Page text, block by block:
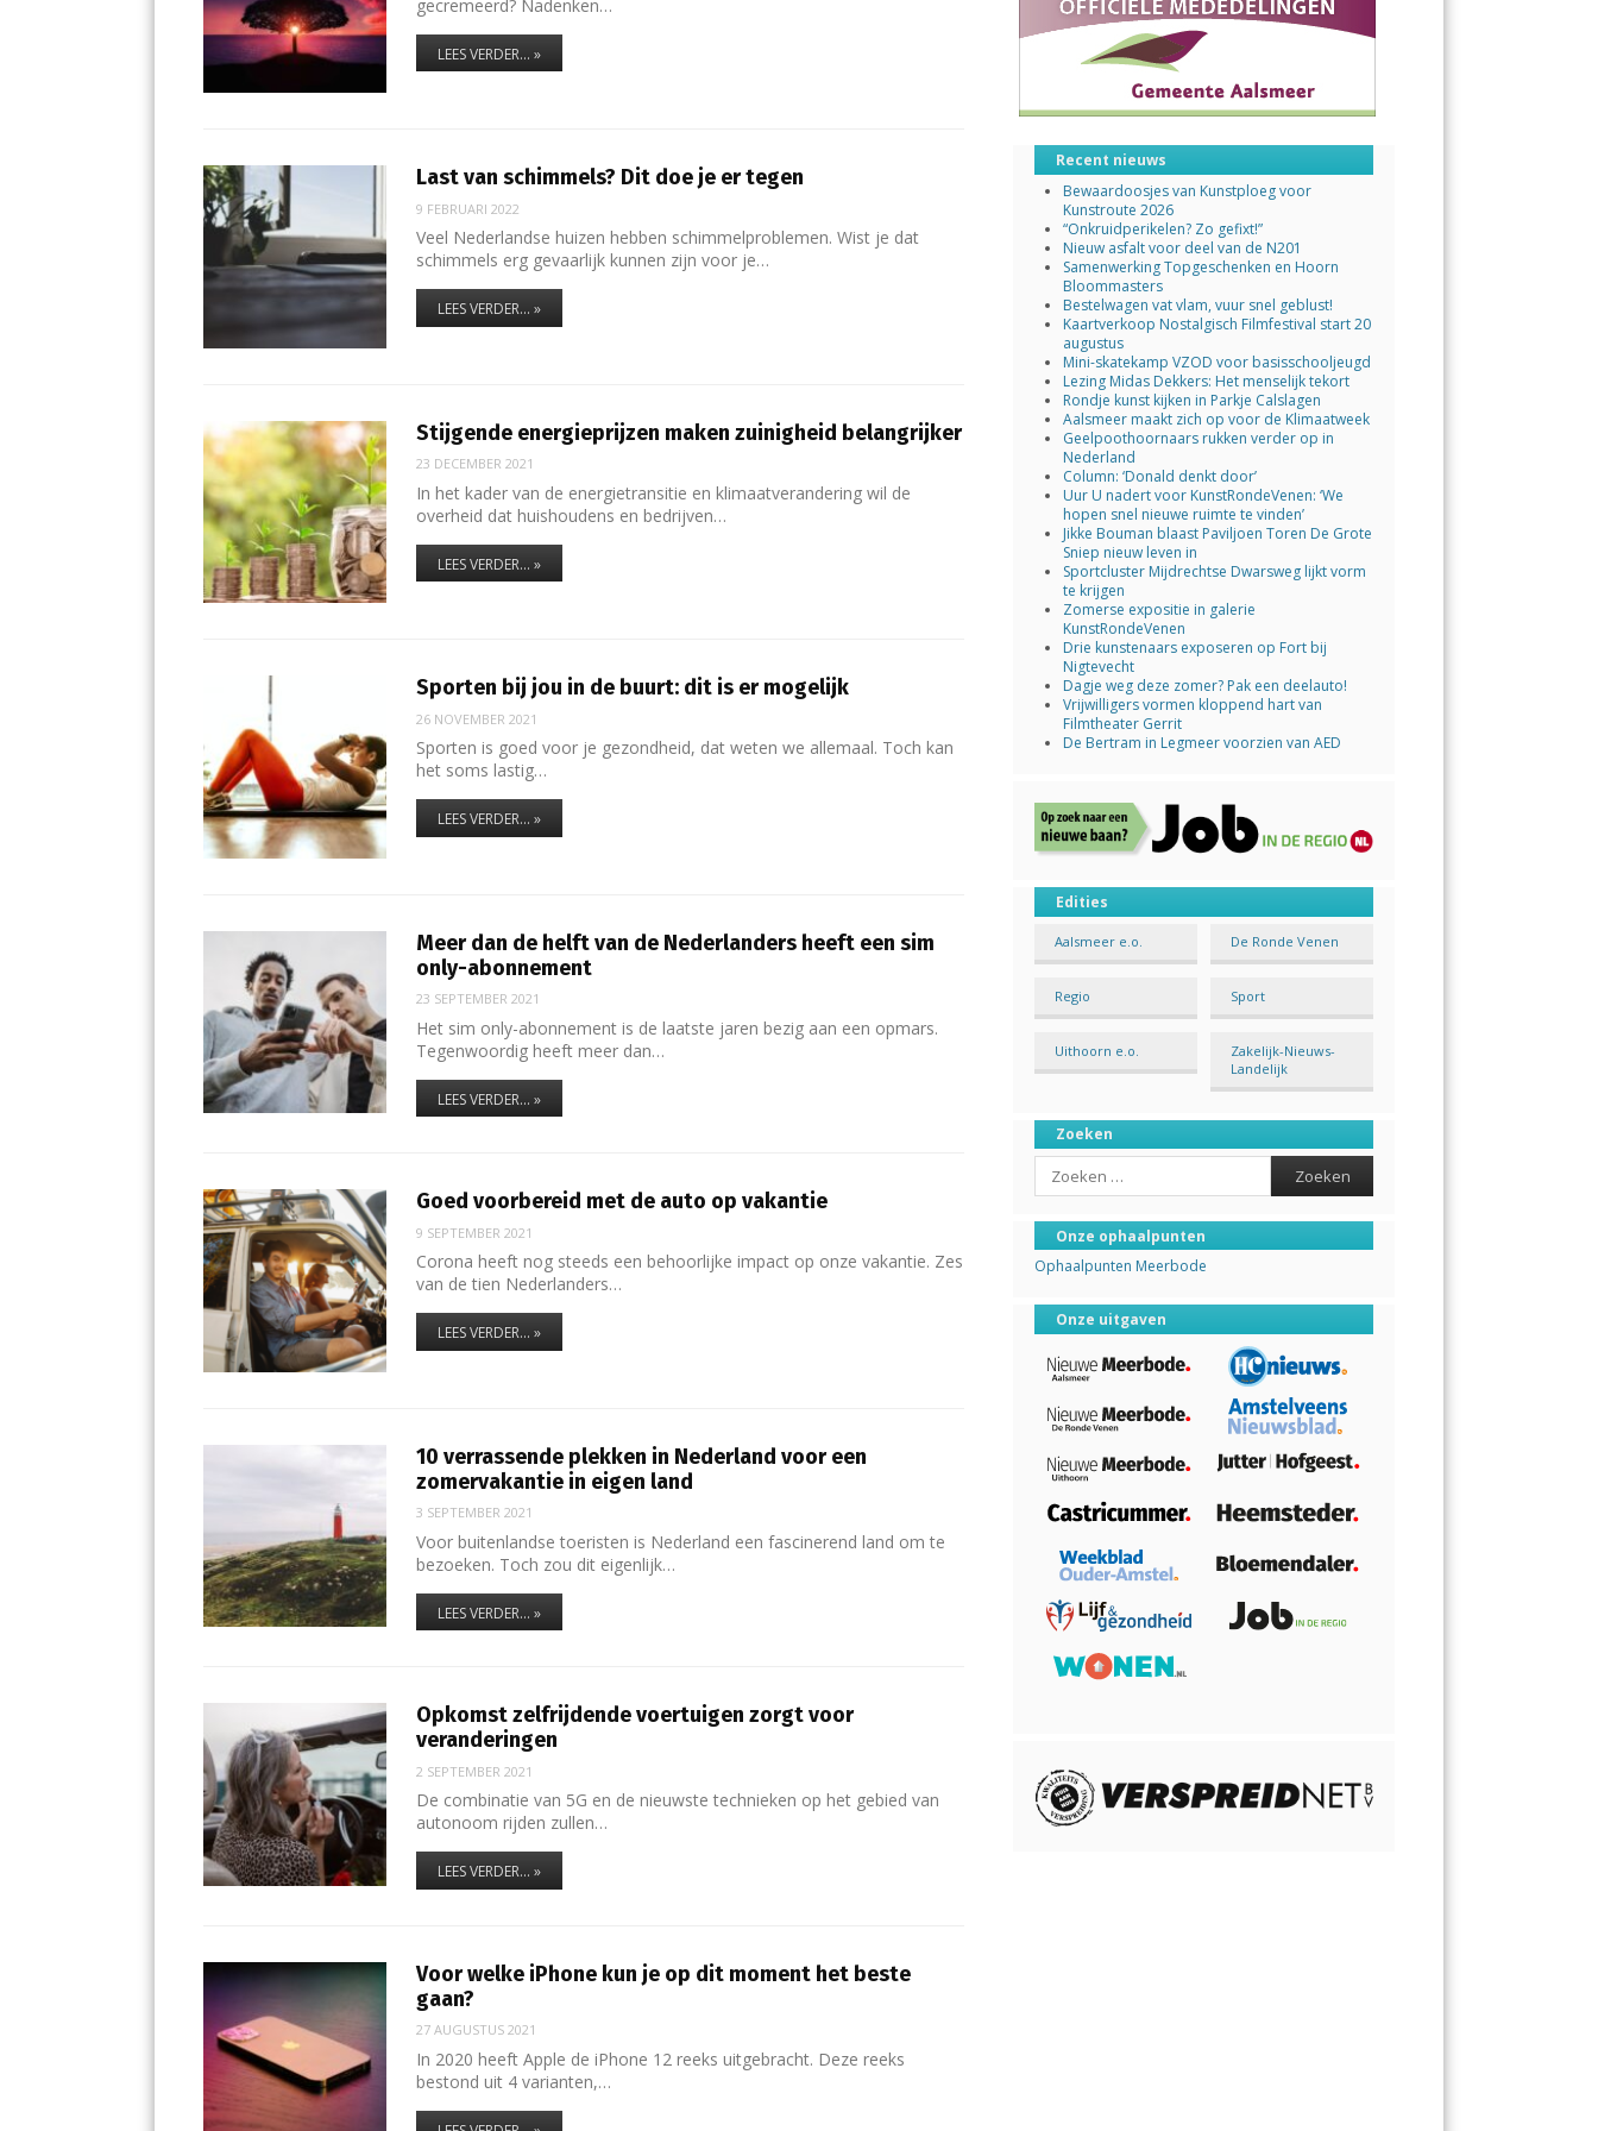
gecremeerd? Nadenken…
LEES VERDER... »
Last van schimmels? Dit doe je er tegen
9 FEBRUARI 2022
Veel Nederlandse huizen hebben schimmelproblemen. Wist je dat
schimmels erg gevaarlijk kunnen zijn voor je…
LEES VERDER... »
Stijgende energieprijzen maken zuinigheid belangrijker
23 DECEMBER 2021
In het kader van de energietransitie en klimaatverandering wil de
overheid dat huishoudens en bedrijven…
LEES VERDER... »
Sporten bij jou in de buurt: dit is er mogelijk
26 NOVEMBER 2021
Sporten is goed voor je gezondheid, dat weten we allemaal. Toch kan
het soms lastig…
LEES VERDER... »
Meer dan de helft van de Nederlanders heeft een sim
only-abonnement
23 SEPTEMBER 2021
Het sim only-abonnement is de laatste jaren bezig aan een opmars.
Tegenwoordig heeft meer dan…
LEES VERDER... »
Goed voorbereid met de auto op vakantie
9 SEPTEMBER 2021
Corona heeft nog steeds een behoorlijke impact op onze vakantie. Zes
van de tien Nederlanders…
LEES VERDER... »
10 verrassende plekken in Nederland voor een
zomervakantie in eigen land
3 SEPTEMBER 2021
Voor buitenlandse toeristen is Nederland een fascinerend land om te
bezoeken. Toch zou dit eigenlijk…
LEES VERDER... »
Opkomst zelfrijdende voertuigen zorgt voor
veranderingen
2 SEPTEMBER 2021
De combinatie van 5G en de nieuwste technieken op het gebied van
autonoom rijden zullen…
LEES VERDER... »
Voor welke iPhone kun je op dit moment het beste
gaan?
27 AUGUSTUS 2021
In 2020 heeft Apple de iPhone 12 reeks uitgebracht. Deze reeks
bestond uit 4 varianten,…
Recent nieuws
Bewaardoosjes van Kunstploeg voor
Kunstroute 2026
“Onkruidperikelen? Zo gefixt!”
Nieuw asfalt voor deel van de N201
Samenwerking Topgeschenken en Hoorn
Bloommasters
Bestelwagen vat vlam, vuur snel geblust!
Kaartverkoop Nostalgisch Filmfestival start 20
augustus
Mini-skatekamp VZOD voor basisschooljeugd
Lezing Midas Dekkers: Het menselijk tekort
Rondje kunst kijken in Parkje Calslagen
Aalsmeer maakt zich op voor de Klimaatweek
Geelpoothoornaars rukken verder op in
Nederland
Column: ‘Donald denkt door’
Uur U nadert voor KunstRondeVenen: ‘We
hopen snel nieuwe ruimte te vinden’
Jikke Bouman blaast Paviljoen Toren De Grote
Sniep nieuw leven in
Sportcluster Mijdrechtse Dwarsweg lijkt vorm
te krijgen
Zomerse expositie in galerie
KunstRondeVenen
Drie kunstenaars exposeren op Fort bij
Nigtevecht
Dagje weg deze zomer? Pak een deelauto!
Vrijwilligers vormen kloppend hart van
Filmtheater Gerrit
De Bertram in Legmeer voorzien van AED
Edities
Aalsmeer e.o. De Ronde Venen
Regio Sport
Uithoorn e.o.
Zakelijk-Nieuws-
Landelijk
Zoeken
Search
Onze ophaalpunten
Ophaalpunten Meerbode
Onze uitgaven